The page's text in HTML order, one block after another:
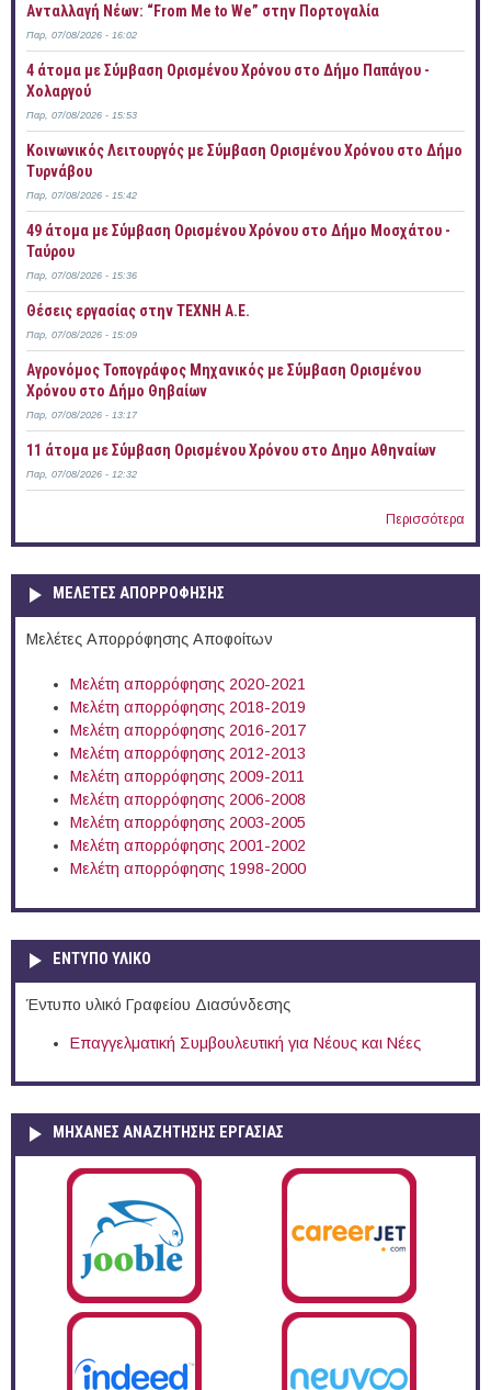
Ανταλλαγή Νέων: “From Me to We” στην Πορτογαλία
Παρ, 07/08/2026 - 16:02
4 άτομα με Σύμβαση Ορισμένου Χρόνου στο Δήμο Παπάγου -
Χολαργού
Παρ, 07/08/2026 - 15:53
Κοινωνικός Λειτουργός με Σύμβαση Ορισμένου Χρόνου στο Δήμο
Τυρνάβου
Παρ, 07/08/2026 - 15:42
49 άτομα με Σύμβαση Ορισμένου Χρόνου στο Δήμο Μοσχάτου -
Ταύρου
Παρ, 07/08/2026 - 15:36
Θέσεις εργασίας στην ΤΕΧΝΗ Α.Ε.
Παρ, 07/08/2026 - 15:09
Αγρονόμος Τοπογράφος Μηχανικός με Σύμβαση Ορισμένου
Χρόνου στο Δήμο Θηβαίων
Παρ, 07/08/2026 - 13:17
11 άτομα με Σύμβαση Ορισμένου Χρόνου στο Δημο Αθηναίων
Παρ, 07/08/2026 - 12:32
Περισσότερα
ΜΕΛΕΤΕΣ ΑΠΟΡΡΟΦΗΣΗΣ
Μελέτες Απορρόφησης Αποφοίτων
Μελέτη απορρόφησης 2020-2021
Μελέτη απορρόφησης 2018-2019
Μελέτη απορρόφησης 2016-2017
Μελέτη απορρόφησης 2012-2013
Μελέτη απορρόφησης 2009-2011
Μελέτη απορρόφησης 2006-2008
Μελέτη απορρόφησης 2003-2005
Μελέτη απορρόφησης 2001-2002
Μελέτη απορρόφησης 1998-2000
ΕΝΤΥΠΟ ΥΛΙΚΟ
Έντυπο υλικό Γραφείου Διασύνδεσης
Επαγγελματική Συμβουλευτική για Νέους και Νέες
ΜΗΧΑΝΕΣ ΑΝΑΖΗΤΗΣΗΣ ΕΡΓΑΣΙΑΣ